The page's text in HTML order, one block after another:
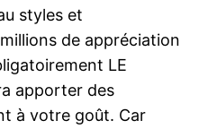
styles et
de appréciation
LE
apporter des
à votre goût. Car